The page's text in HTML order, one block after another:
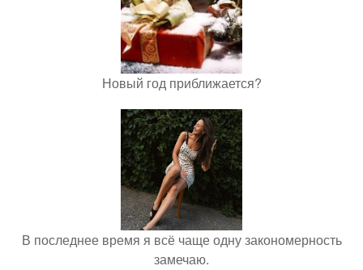
Новый год приближается?
В последнее время я всё чаще одну закономерность
замечаю.